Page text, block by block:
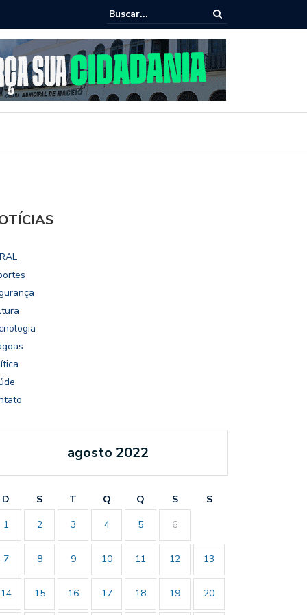
destaca potencial esportivo, turístico e econômico da Maratona
de Maceió
agosto 2022
D S T Q Q S
S
1
2 3 4 5 6
7 8 9 10 11 12 13
14 15 16 17 18 19 20